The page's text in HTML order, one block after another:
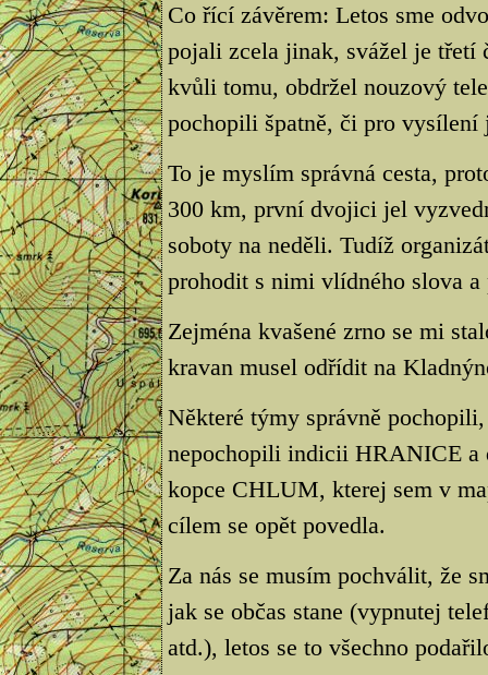
Co řící závěrem: Letos sme
pojali zcela jinak, svážel je třetí
kvůli tomu, obdržel nouzový
pochopili špatně, či pro
To je myslím správná cesta,
300 km, první dvojici jel
soboty na neděli. Tudíž
prohodit s nimi vlídného slova a
Zejména kvašené zrno se mi
kravan musel odřídit na
Některé týmy správně
nepochopili indicii HRANICE a
kopce CHLUM, kterej sem v
cílem se opět povedla.
Za nás se musím pochválit, že
jak se občas stane (vypnutej
atd.), letos se to všechno